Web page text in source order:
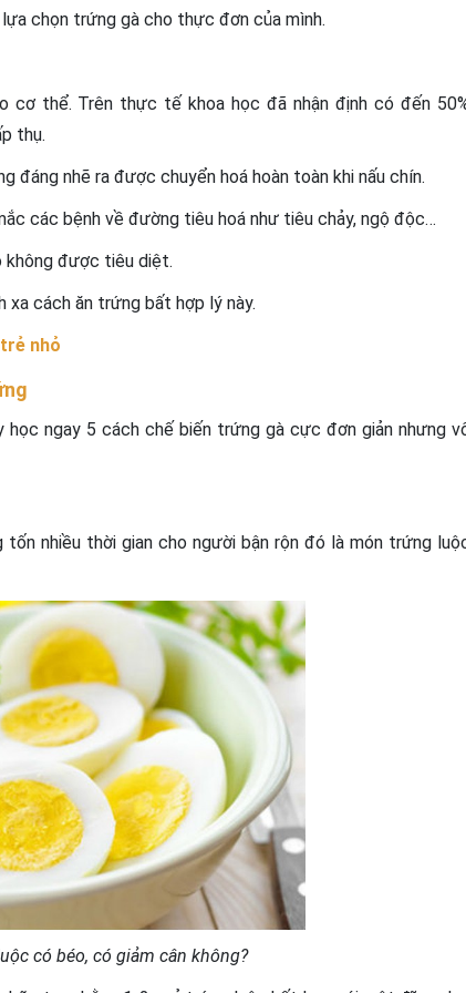
chọn trứng gà cho thực đơn của mình.
cơ thể. Trên thực tế khoa học đã nhận định có đến
thụ.
đáng nhẽ ra được chuyển hoá hoàn toàn khi nấu chín.
các bệnh về đường tiêu hoá như tiêu chảy, ngộ độc…
không được tiêu diệt.
cách ăn trứng bất hợp lý này.
nhỏ
ngay 5 cách chế biến trứng gà cực đơn giản nhưng
nhiều thời gian cho người bận rộn đó là món trứng
có béo, có giảm cân không?